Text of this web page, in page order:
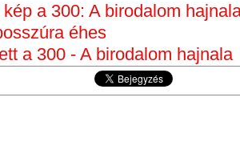
a 300: A birodalom
éhes
a 300 - A birodalom hajnala